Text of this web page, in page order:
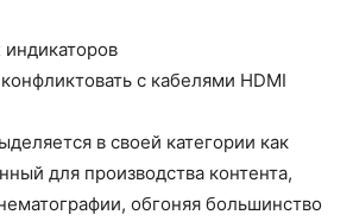
с кабелями HDMI
в своей категории как
для производства контента,
обгоняя большинство